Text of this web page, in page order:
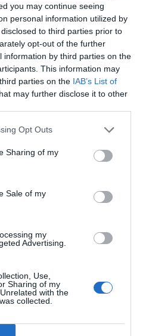
you may continue seeing
personal information utilized by
to third parties prior to
opt-out of the further
information by third parties on the
This information may
parties on the IAB’s List of
may further disclose it to other
Opt Outs
Sharing of my
Sale of my
my
Advertising.
Use,
Sharing of my
with the
collected.